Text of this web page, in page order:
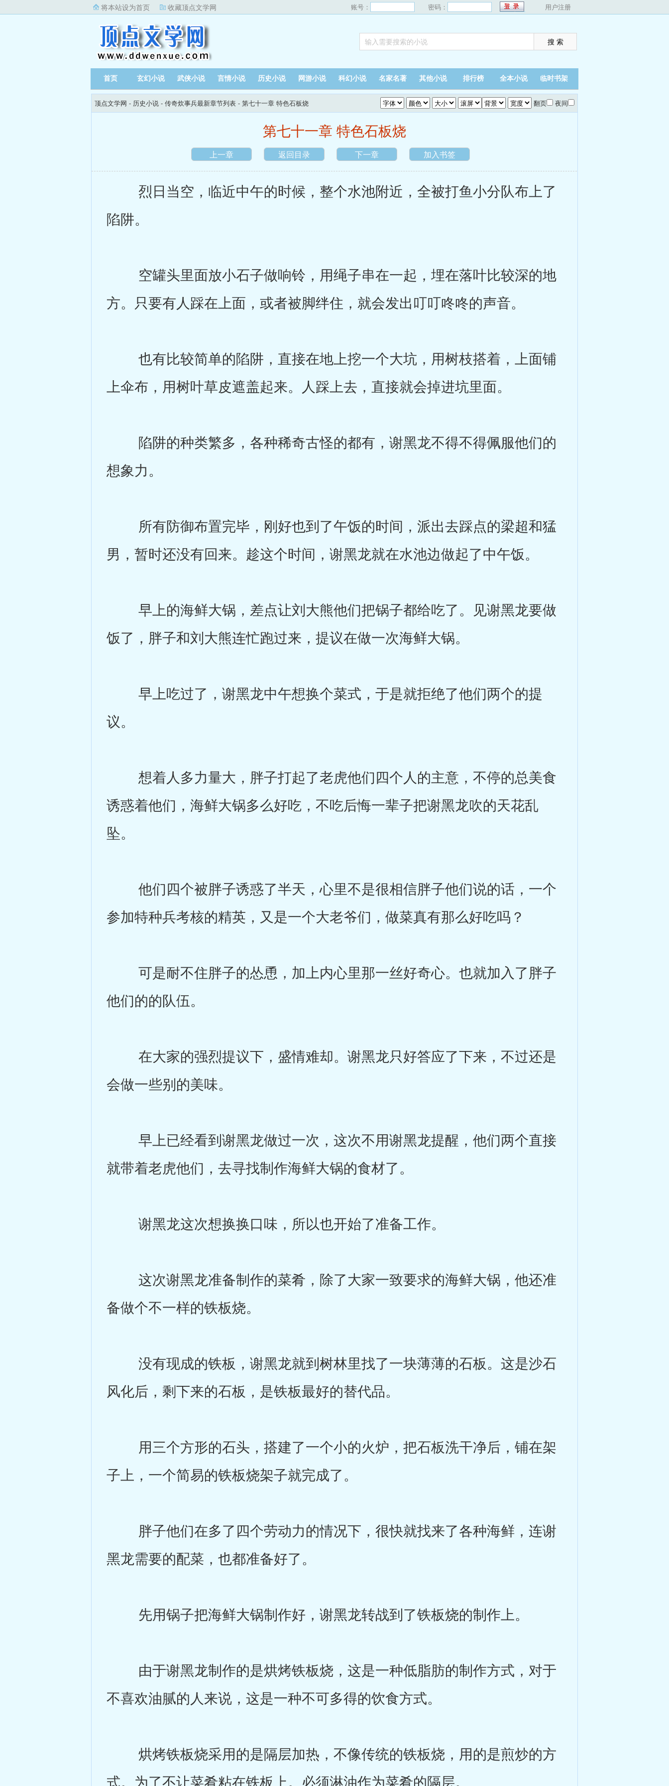
将本站设为首页 收藏顶点文学网 账号： 密码： 用户注册
首页 玄幻小说 武侠小说 言情小说 历史小说 网游小说 科幻小说 名家名著 其他小说 排行榜 全本小说 临时书架
顶点文学网 - 历史小说 - 传奇炊事兵最新章节列表 - 第七十一章 特色石板烧 翻页 夜间
第七十一章 特色石板烧
上一章 返回目录 下一章 加入书签
烈日当空，临近中午的时候，整个水池附近，全被打鱼小分队布上了
陷阱。
空罐头里面放小石子做响铃，用绳子串在一起，埋在落叶比较深的地
方。只要有人踩在上面，或者被脚绊住，就会发出叮叮咚咚的声音。
也有比较简单的陷阱，直接在地上挖一个大坑，用树枝搭着，上面铺
上伞布，用树叶草皮遮盖起来。人踩上去，直接就会掉进坑里面。
陷阱的种类繁多，各种稀奇古怪的都有，谢黑龙不得不得佩服他们的
想象力。
所有防御布置完毕，刚好也到了午饭的时间，派出去踩点的梁超和猛
男，暂时还没有回来。趁这个时间，谢黑龙就在水池边做起了中午饭。
早上的海鲜大锅，差点让刘大熊他们把锅子都给吃了。见谢黑龙要做
饭了，胖子和刘大熊连忙跑过来，提议在做一次海鲜大锅。
早上吃过了，谢黑龙中午想换个菜式，于是就拒绝了他们两个的提
议。
想着人多力量大，胖子打起了老虎他们四个人的主意，不停的总美食
诱惑着他们，海鲜大锅多么好吃，不吃后悔一辈子把谢黑龙吹的天花乱
坠。
他们四个被胖子诱惑了半天，心里不是很相信胖子他们说的话，一个
参加特种兵考核的精英，又是一个大老爷们，做菜真有那么好吃吗？
可是耐不住胖子的怂恿，加上内心里那一丝好奇心。也就加入了胖子
他们的的队伍。
在大家的强烈提议下，盛情难却。谢黑龙只好答应了下来，不过还是
会做一些别的美味。
早上已经看到谢黑龙做过一次，这次不用谢黑龙提醒，他们两个直接
就带着老虎他们，去寻找制作海鲜大锅的食材了。
谢黑龙这次想换换口味，所以也开始了准备工作。
这次谢黑龙准备制作的菜肴，除了大家一致要求的海鲜大锅，他还准
备做个不一样的铁板烧。
没有现成的铁板，谢黑龙就到树林里找了一块薄薄的石板。这是沙石
风化后，剩下来的石板，是铁板最好的替代品。
用三个方形的石头，搭建了一个小的火炉，把石板洗干净后，铺在架
子上，一个简易的铁板烧架子就完成了。
胖子他们在多了四个劳动力的情况下，很快就找来了各种海鲜，连谢
黑龙需要的配菜，也都准备好了。
先用锅子把海鲜大锅制作好，谢黑龙转战到了铁板烧的制作上。
由于谢黑龙制作的是烘烤铁板烧，这是一种低脂肪的制作方式，对于
不喜欢油腻的人来说，这是一种不可多得的饮食方式。
烘烤铁板烧采用的是隔层加热，不像传统的铁板烧，用的是煎炒的方
式。为了不让菜肴粘在铁板上。必须淋油作为菜肴的隔层。